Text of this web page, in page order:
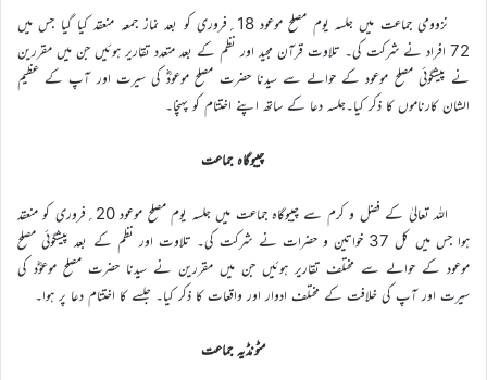
نزوومی جماعت میں جلسہ یوم مصلح موعود 18؍فروری کو بعد نماز جمعہ منعقد کیا گیا جس میں
72 افراد نے شرکت کی۔ تلاوت قرآن مجید اور نظم کے بعد متعدد تقاریر ہوئیں جن میں مقررین
نے پیشگوئی مصلح موعود کے حوالے سے سیدنا حضرت مصلح موعودؓ کی سیرت اور آپ کے عظیم
الشان کارناموں کا ذکر کیا۔جلسہ دعا کے ساتھ اپنے اختتام کو پہنچا۔
چیبوگاہ جماعت
اللہ تعالیٰ کے فضل و کرم سے چیبوگاہ جماعت میں جلسہ یوم مصلح موعود 20؍فروری کو منعقد
ہوا جس میں کل 37 خواتین و حضرات نے شرکت کی۔ تلاوت اور نظم کے بعد پیشگوئی مصلح
موعود کے حوالے سے مختلف تقاریر ہوئیں جن میں مقررین نے سیدنا حضرت مصلح موعوؓد کی
سیرت اور آپ کی خلافت کے مختلف ادوار اور واقعات کا ذکر کیا۔ جلسے کا اختتام دعا پر ہوا۔
مٹونڈیہ جماعت